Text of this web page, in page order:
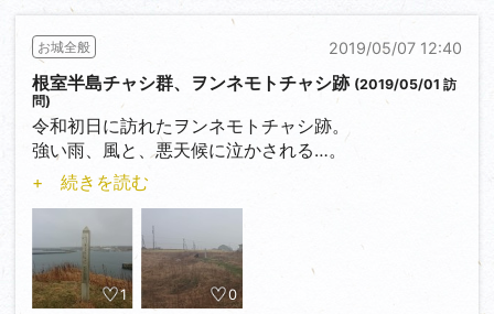
2019/05/07 12:40
お城全般
根室半島チャシ群、ヲンネモトチャシ跡 (2019/05/01 訪
問)
令和初日に訪れたヲンネモトチャシ跡。
強い雨、風と、悪天候に泣かされる…。
…そんな中、京都からマイカー走らせてきた強者な親
子が(しかも納沙布岬経由)…脱帽。
+ 続きを読む
1 0